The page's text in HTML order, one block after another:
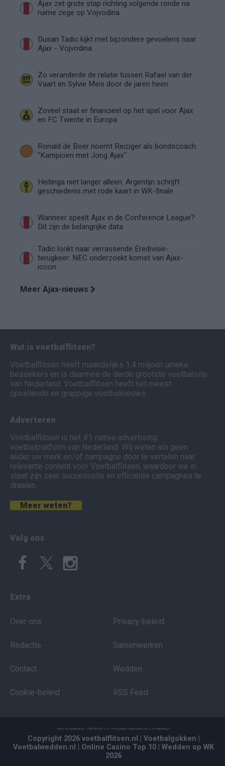
Ajax zet grote stap richting volgende ronde na
ruime zege op Vojvodina
Dusan Tadic kijkt met bijzondere gevoelens naar
Ajax - Vojvodina
Zo veranderde de relatie tussen Rafael van der
Vaart en Sylvie Meis door de jaren heen
Zoveel staat er financieel op het spel voor Ajax
en FC Twente in Europa
Ronald de Boer noemt Reiziger als bondscoach:
"Kampioen met Jong Ajax"
Heitinga niet langer alleen: Argentijn schrijft
geschiedenis met rode kaart in WK-finale
Wanneer speelt Ajax in de Conference League?
Dit zijn de belangrijke data
Tadic lonkt naar verrassende Eredivisie-
terugkeer: NEC onderzoekt komst van Ajax-
icoon
Meer Ajax-nieuws
Wat is voetbalflitsen?
Voetbalflitsen heeft maandelijks 1,4 miljoen unieke
bezoekers en is daarmee de derde grootste voetbalsite
van Nederland. Voetbalflitsen heeft het meest
opvallende en grappige voetbalnieuws.
Adverteren
Voetbalflitsen is het #1 native advertising
voetbalplatform van Nederland. Wij weten als geen
ander uw merk en/of campagne door te vertalen naar
relevante content voor Voetbalflitsen, waardoor we in
staat zijn zeer succesvolle en efficiënte campagnes te
draaien.
Meer weten?
Volg ons
Extra
Over ons
Redactie
Contact
Cookie-beleid
Privacy-beleid
Samenwerken
Wedden
RSS Feed
Copyright 2026 voetbalflitsen.nl | Voetbalgokken
Voetbalwedden.nl
| Online Casino Top 10 | Wedden op WK
2026